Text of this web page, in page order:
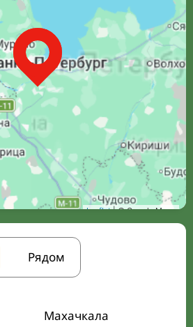
Leaflet| © Google Maps
Рядом
Махачкала